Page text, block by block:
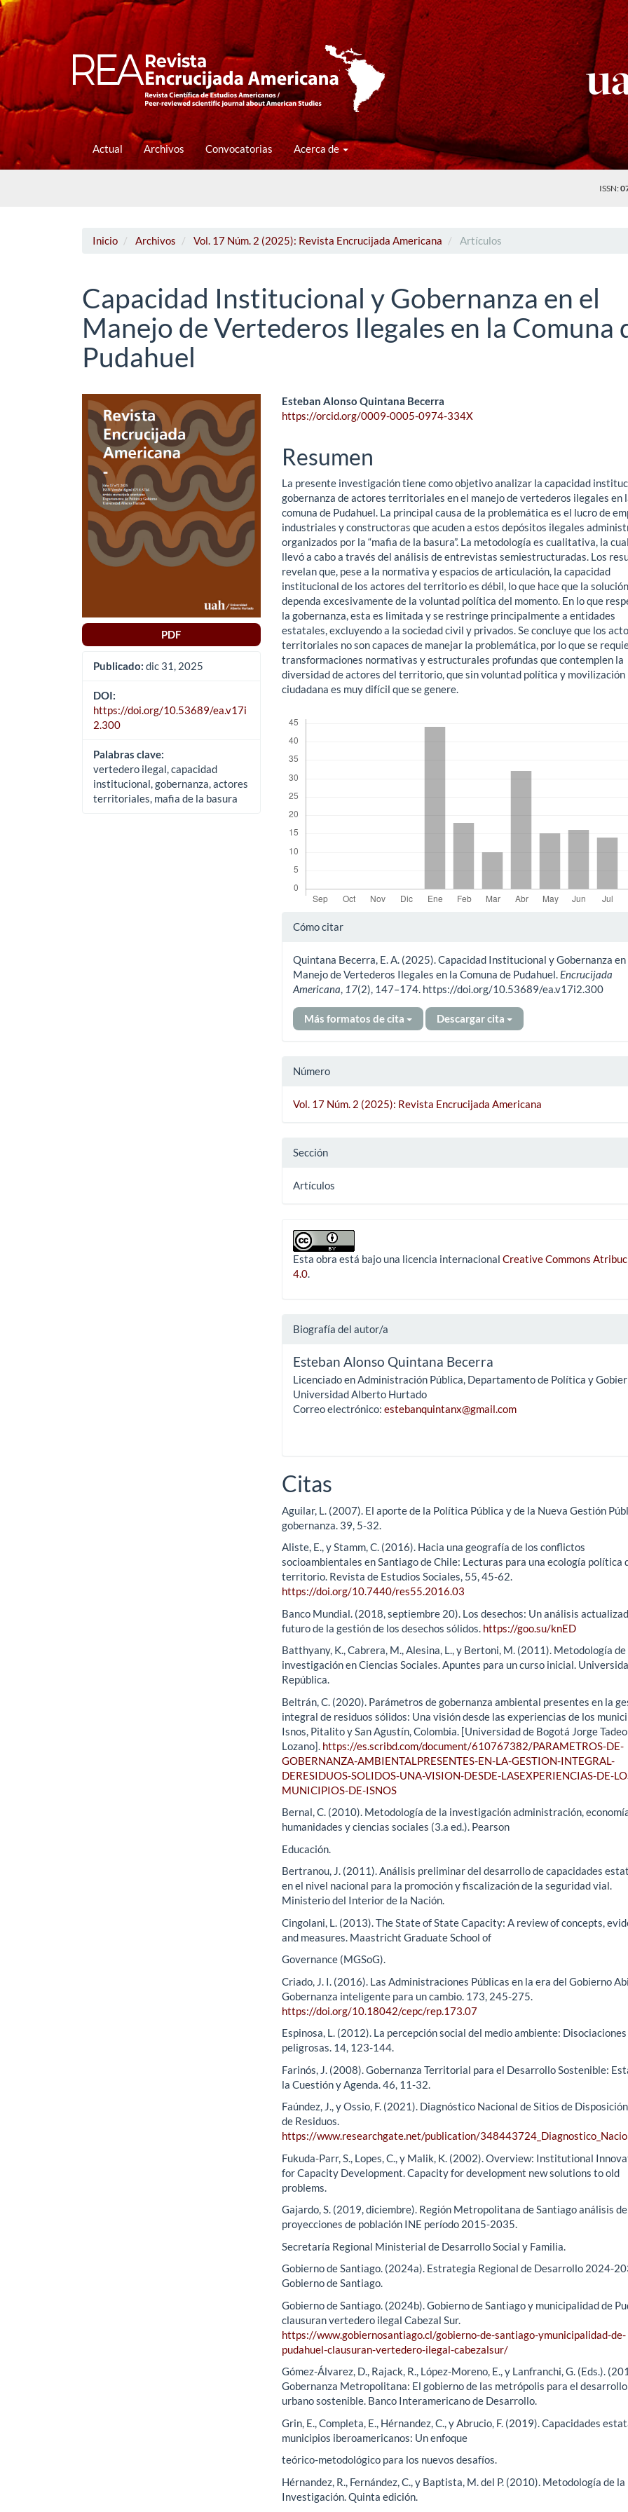
Navegación
Contenido
principal
Barra
Actual Archivos Convocatorias Acerca de
ISSN:
Inicio Archivos Vol. 17 Núm. 2 (2025): Revista Encrucijada Americana Artículos
Capacidad Institucional y Gobernanza en el
Manejo de Vertederos Ilegales en la Comuna
Pudahuel
Barra
lateral
del
artículo
PDF
Publicado: dic 31, 2025
DOI:
https://doi.org/10.53689/ea.v17i
2.300
Palabras clave:
vertedero ilegal, capacidad
institucional, gobernanza, actores
territoriales, mafia de la basura
Contenido
principal
del
artículo
Esteban Alonso Quintana Becerra
https://orcid.org/0009-0005-0974-334X
Resumen
La presente investigación tiene como objetivo analizar la capacidad
gobernanza de actores territoriales en el manejo de vertederos ilegales en
comuna de Pudahuel. La principal causa de la problemática es el lucro de
industriales y constructoras que acuden a estos depósitos ilegales
organizados por la “mafia de la basura”. La metodología es cualitativa, la
llevó a cabo a través del análisis de entrevistas semiestructuradas. Los
revelan que, pese a la normativa y espacios de articulación, la capacidad
institucional de los actores del territorio es débil, lo que hace que la solución
dependa excesivamente de la voluntad política del momento. En lo que
la gobernanza, esta es limitada y se restringe principalmente a entidades
estatales, excluyendo a la sociedad civil y privados. Se concluye que los
territoriales no son capaces de manejar la problemática, por lo que se
transformaciones normativas y estructurales profundas que contemplen la
diversidad de actores del territorio, que sin voluntad política y movilización
ciudadana es muy difícil que se genere.
Detalles
artículo
Cómo citar
Quintana Becerra, E. A. (2025). Capacidad Institucional y Gobernanza en
Manejo de Vertederos Ilegales en la Comuna de Pudahuel. Encrucijada
Americana 17(2), 147–174. https://doi.org/10.53689/ea.v17i2.300
Más formatos de cita Descargar cita
Número
Vol. 17 Núm. 2 (2025): Revista Encrucijada Americana
Sección
Artículos
Esta obra está bajo una licencia internacional Creative Commons
4.0.
Biografía del autor/a
Esteban Alonso Quintana Becerra
Licenciado en Administración Pública, Departamento de Política y
Universidad Alberto Hurtado
Correo electrónico: estebanquintanx@gmail.com
Citas
Aguilar, L. (2007). El aporte de la Política Pública y de la Nueva Gestión
gobernanza. 39, 5-32.
Aliste, E., y Stamm, C. (2016). Hacia una geografía de los conflictos
socioambientales en Santiago de Chile: Lecturas para una ecología política
territorio. Revista de Estudios Sociales, 55, 45-62.
https://doi.org/10.7440/res55.2016.03
Banco Mundial. (2018, septiembre 20). Los desechos: Un análisis
futuro de la gestión de los desechos sólidos. https://goo.su/knED
Batthyany, K., Cabrera, M., Alesina, L., y Bertoni, M. (2011). Metodología de
investigación en Ciencias Sociales. Apuntes para un curso inicial.
República.
Beltrán, C. (2020). Parámetros de gobernanza ambiental presentes en la
integral de residuos sólidos: Una visión desde las experiencias de los
Isnos, Pitalito y San Agustín, Colombia. [Universidad de Bogotá Jorge Tadeo
Lozano]. https://es.scribd.com/document/610767382/PARAMETROS-DE-
GOBERNANZA-AMBIENTALPRESENTES-EN-LA-GESTION-INTEGRAL-
DERESIDUOS-SOLIDOS-UNA-VISION-DESDE-LASEXPERIENCIAS-DE-
MUNICIPIOS-DE-ISNOS
Bernal, C. (2010). Metodología de la investigación administración,
humanidades y ciencias sociales (3.a ed.). Pearson
Educación.
Bertranou, J. (2011). Análisis preliminar del desarrollo de capacidades
en el nivel nacional para la promoción y fiscalización de la seguridad vial.
Ministerio del Interior de la Nación.
Cingolani, L. (2013). The State of State Capacity: A review of concepts,
and measures. Maastricht Graduate School of
Governance (MGSoG).
Criado, J. I. (2016). Las Administraciones Públicas en la era del Gobierno
Gobernanza inteligente para un cambio. 173, 245-275.
https://doi.org/10.18042/cepc/rep.173.07
Espinosa, L. (2012). La percepción social del medio ambiente: Disociaciones
peligrosas. 14, 123-144.
Farinós, J. (2008). Gobernanza Territorial para el Desarrollo Sostenible:
la Cuestión y Agenda. 46, 11-32.
Faúndez, J., y Ossio, F. (2021). Diagnóstico Nacional de Sitios de
de Residuos.
https://www.researchgate.net/publication/
Fukuda-Parr, S., Lopes, C., y Malik, K. (2002). Overview: Institutional
for Capacity Development. Capacity for development new solutions to old
problems.
Gajardo, S. (2019, diciembre). Región Metropolitana de Santiago análisis de
proyecciones de población INE período 2015-2035.
Secretaría Regional Ministerial de Desarrollo Social y Familia.
Gobierno de Santiago. (2024a). Estrategia Regional de Desarrollo 2024-
Gobierno de Santiago.
Gobierno de Santiago. (2024b). Gobierno de Santiago y municipalidad de
clausuran vertedero ilegal Cabezal Sur.
https://www.gobiernosantiago.cl/gobierno-de-santiago-ymunicipalidad-de-
pudahuel-clausuran-vertedero-ilegal-cabezalsur/
Gómez-Álvarez, D., Rajack, R., López-Moreno, E., y Lanfranchi, G. (Eds.).
Gobernanza Metropolitana: El gobierno de las metrópolis para el desarrollo
urbano sostenible. Banco Interamericano de Desarrollo.
Grin, E., Completa, E., Hérnandez, C., y Abrucio, F. (2019). Capacidades
municipios iberoamericanos: Un enfoque
teórico-metodológico para los nuevos desafíos.
Hérnandez, R., Fernández, C., y Baptista, M. del P. (2010). Metodología de la
Investigación. Quinta edición.